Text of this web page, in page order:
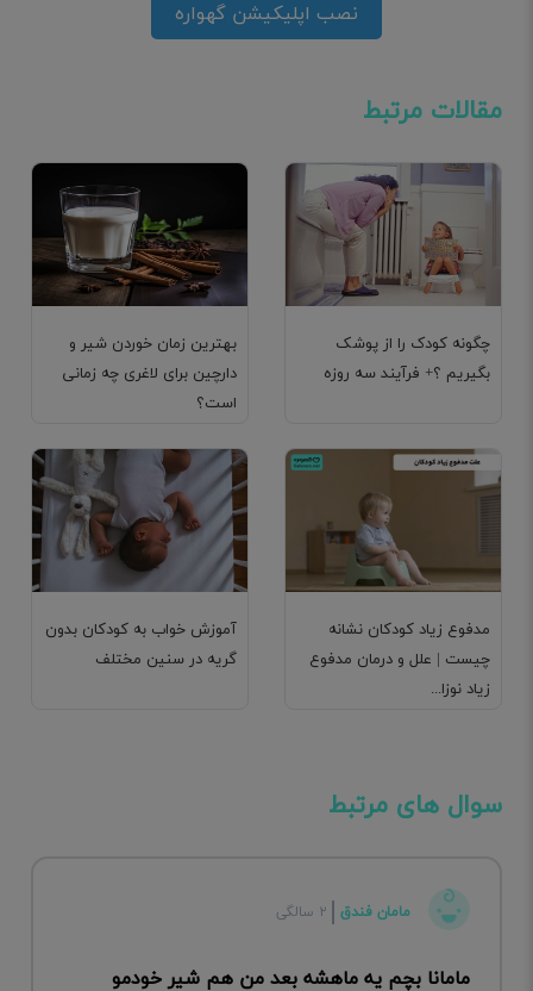
نصب اپلیکیشن گهواره
مقالات مرتبط
بهترین زمان خوردن شیر و
دارچین برای لاغری چه زمانی
است؟
چگونه کودک را از پوشک
بگیریم ؟+ فرآیند سه روزه
آموزش خواب به کودکان بدون
گریه در سنین مختلف
مدفوع زیاد کودکان نشانه
چیست | علل و درمان مدفوع
زیاد نوزا...
سوال های مرتبط
مامان فندق ۲ سالگی
مامانا بچم یه ماهشه بعد من هم شیر خودمو